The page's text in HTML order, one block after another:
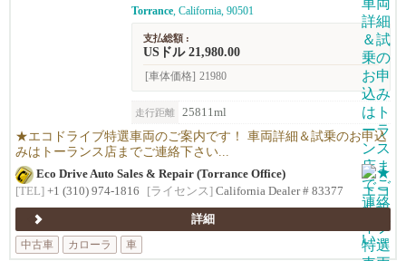
Torrance, California, 90501
支払総額 :
USドル 21,980.00
[車体価格] 21980
走行距離 25811ml
★エコドライブ特選車両のご案内です！ 車両詳細＆試乗のお申込
みはトーランス店までご連絡下さい...
Eco Drive Auto Sales & Repair (Torrance Office)
[TEL] +1 (310) 974-1816 [ライセンス] California Dealer # 83377
詳細
中古車
カローラ 車